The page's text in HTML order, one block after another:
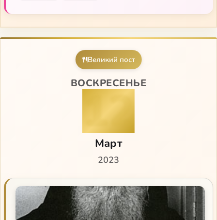
Великий пост
ВОСКРЕСЕНЬЕ
12
Март
2023